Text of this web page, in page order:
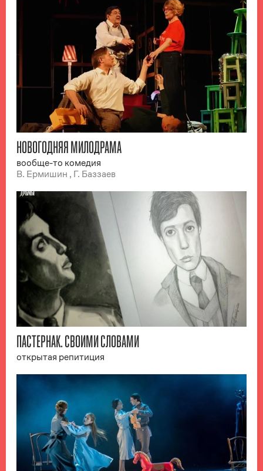
НОВОГОДНЯЯ МИЛОДРАМА
вообще-то комедия
В. Ермишин , Г. Баззаев
ПАСТЕРНАК. СВОИМИ СЛОВАМИ
открытая репитиция